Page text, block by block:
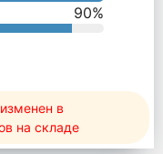
90%
в
на складе